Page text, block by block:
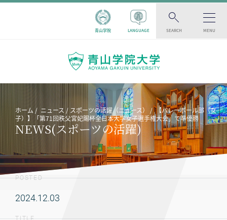
青山学院 LANGUAGE SEARCH MENU
ホーム ニュース スポーツの活躍（ニュース）
【バレーボール部（女
子）】「第71回秩父宮妃賜杯全日本大学女子選手権大会」で準優勝
NEWS(スポーツの活躍)
POSTED
2024.12.03
TITLE